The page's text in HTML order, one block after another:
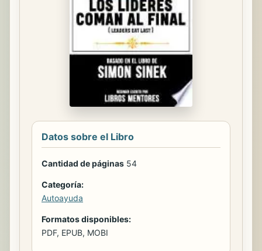
Datos sobre el Libro
Cantidad de páginas 54
Categoría:
Autoayuda
Formatos disponibles:
PDF, EPUB, MOBI